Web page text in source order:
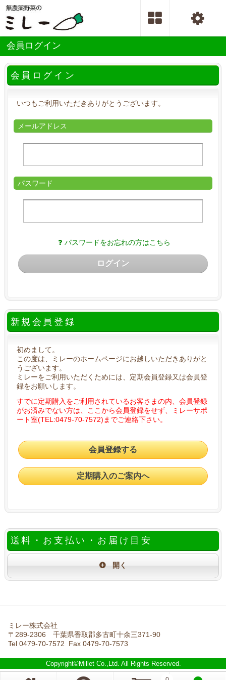
会員ログイン
会員ログイン
いつもご利用いただきありがとうございます。
メールアドレス
パスワード
パスワードをお忘れの方はこちら
ログイン
新規会員登録
初めまして。
この度は、ミレーのホームページにお越しいただきありがと
うございます。
ミレーをご利用いただくためには、定期会員登録又は会員登
録をお願いします。
すでに定期購入をご利用されているお客さまの内、会員登録
がお済みでない方は、ここから会員登録をせず、ミレーサポ
ート室(TEL:0479-70-7572)までご連絡下さい。
会員登録する
定期購入のご案内へ
送料・お支払い・お届け目安
ミレー株式会社
〒289-2306 千葉県香取郡多古町十余三371-90
Tel 0479-70-7572 Fax 0479-70-7573
Copyright©Millet Co.,Ltd. All Rights Reserved.